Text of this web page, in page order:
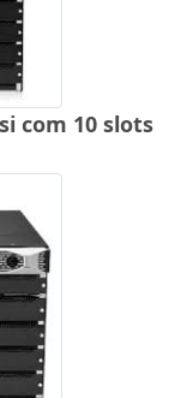
com 10 slots